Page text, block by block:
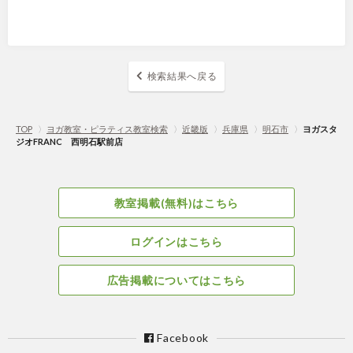
検索結果へ戻る
TOP 〉 ヨガ教室・ピラティス教室検索 〉 近畿版 〉 兵庫県 〉 明石市 〉 ヨガスタ
ジオFRANC 西明石駅前店
教室掲載(無料)はこちら
ログインはこちら
広告掲載についてはこちら
Facebook